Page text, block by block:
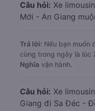
Câu hỏi: Xe
Mới - An Giang
Trả lời: Nếu bạn muốn
cùng trong ngày là lúc
Nghĩa vận hành.
Câu hỏi: Xe
Giang đi Sa Đéc -